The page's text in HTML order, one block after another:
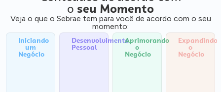
o seu Momento
Veja o que o Sebrae tem para você de acordo com o seu
momento:
Iniciando
um
Negócio
Desenvolvimento
Pessoal
Aprimorando
o
Negócio
Expandindo
o
Negócio